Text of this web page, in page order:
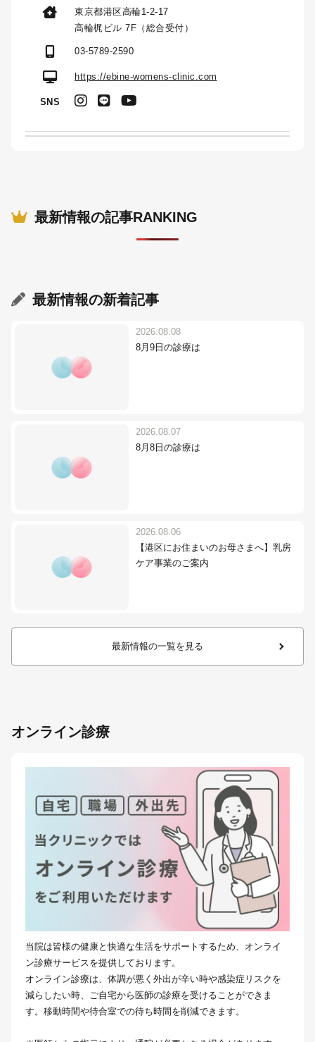
東京都港区高輪1-2-17
高輪梶ビル 7F（総合受付）
03-5789-2590
https://ebine-womens-clinic.com
SNS
最新情報の記事RANKING
最新情報の新着記事
2026.08.08
8月9日の診療は
2026.08.07
8月8日の診療は
2026.08.06
【港区にお住まいのお母さまへ】乳房
ケア事業のご案内
最新情報の一覧を見る
オンライン診療
当院は皆様の健康と快適な生活をサポートするため、オンライ
ン診療サービスを提供しております。
オンライン診療は、体調が悪く外出が辛い時や感染症リスクを
減らしたい時、ご自宅から医師の診療を受けることができま
す。移動時間や待合室での待ち時間を削減できます。